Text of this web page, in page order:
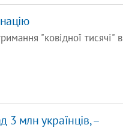
"ковідної тисячі" в
3 млн українців, –